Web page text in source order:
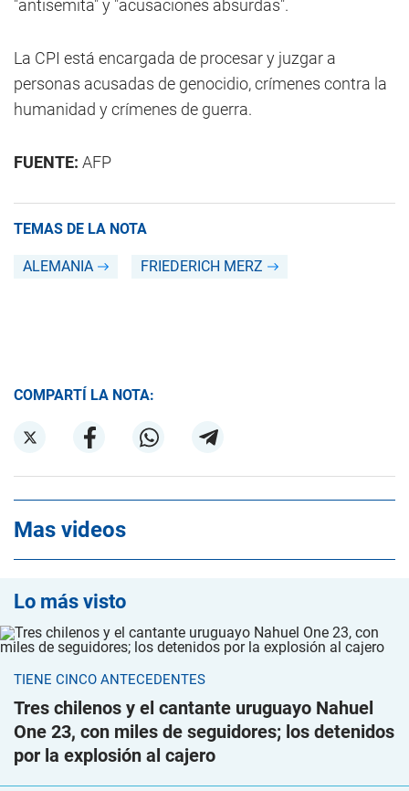
"antisemita" y "acusaciones absurdas".
La CPI está encargada de procesar y juzgar a
personas acusadas de genocidio, crímenes contra la
humanidad y crímenes de guerra.
FUENTE: AFP
TEMAS DE LA NOTA
ALEMANIA FRIEDERICH MERZ
COMPARTÍ LA NOTA:
Mas videos
Lo más visto
TIENE CINCO ANTECEDENTES
Tres chilenos y el cantante uruguayo Nahuel
One 23, con miles de seguidores; los detenidos
por la explosión al cajero